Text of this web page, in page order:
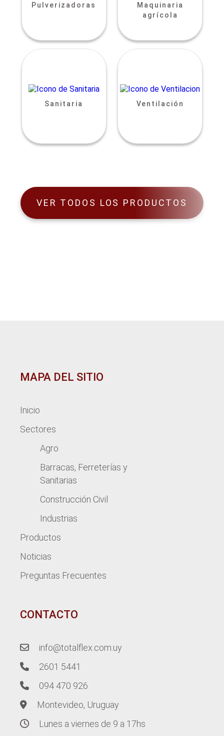
Pulverizadoras
Maquinaria
agrícola
Sanitaria Ventilación
VER TODOS LOS PRODUCTOS
MAPA DEL SITIO
Inicio
Sectores
Agro
Barracas, Ferreterías y
Sanitarias
Construcción Civil
Industrias
Productos
Noticias
Preguntas Frecuentes
CONTACTO
info@totalflex.com.uy
2601 5441
094 470 926
Montevideo, Uruguay
Lunes a viernes de 9 a 17hs